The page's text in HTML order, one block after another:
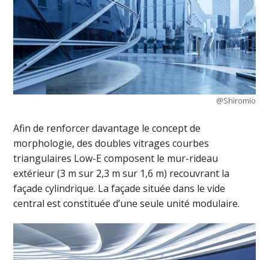
@Shiromio
Afin de renforcer davantage le concept de
morphologie, des doubles vitrages courbes
triangulaires Low-E composent le mur-rideau
extérieur (3 m sur 2,3 m sur 1,6 m) recouvrant la
façade cylindrique. La façade située dans le vide
central est constituée d’une seule unité modulaire.